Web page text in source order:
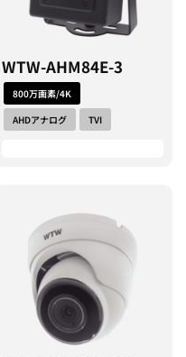
WTW-AHM84E-3
800万画素/4K
AHDアナログ
TVI